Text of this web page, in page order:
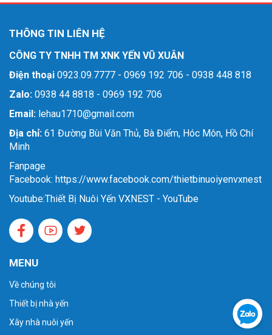
THÔNG TIN LIÊN HỆ
CÔNG TY TNHH TM XNK YẾN VŨ XUÂN
Điện thoại 0923.09.7777 - 0969 192 706 - 0938 448 818
Zalo: 0938 44 8818 - 0969 192 706
Email: lehau1710@gmail.com
Địa chỉ: 61 Đường Bùi Văn Thủ, Bà Điểm, Hóc Môn, Hồ Chí
Minh
Fanpage
Facebook: https://www.facebook.com/thietbinuoiyenvxnest
Youtube:Thiết Bị Nuôi Yến VXNEST - YouTube
MENU
Về chúng tôi
Thiết bị nhà yến
Xây nhà nuôi yến